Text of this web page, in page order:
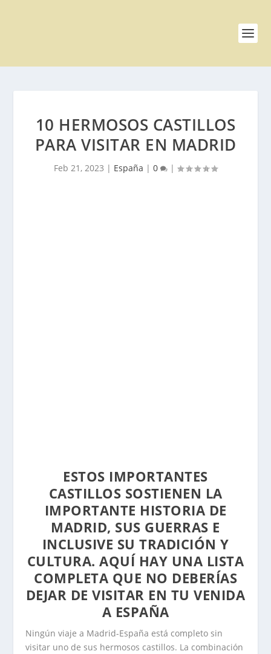
10 HERMOSOS CASTILLOS
PARA VISITAR EN MADRID
Feb 21, 2023 | España | 0 |
ESTOS IMPORTANTES
CASTILLOS SOSTIENEN LA
IMPORTANTE HISTORIA DE
MADRID, SUS GUERRAS E
INCLUSIVE SU TRADICIÓN Y
CULTURA. AQUÍ HAY UNA LISTA
COMPLETA QUE NO DEBERÍAS
DEJAR DE VISITAR EN TU VENIDA
A ESPAÑA
Ningún viaje a Madrid-España está completo sin
visitar uno de sus hermosos castillos. La combinación